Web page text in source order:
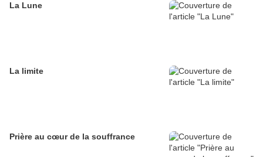
La Lune
La limite
Prière au cœur de la souffrance